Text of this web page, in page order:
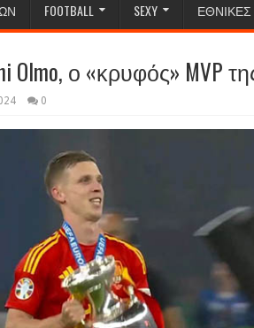
FOOTBALL SEXY ΕΘΝΙΚΕΣ
Olmo, ο «κρυφός» MVP
0